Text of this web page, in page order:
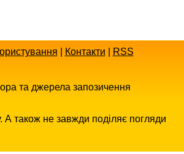
Контакти RSS
та джерела запозичення
А також не завжди поділяє погляди